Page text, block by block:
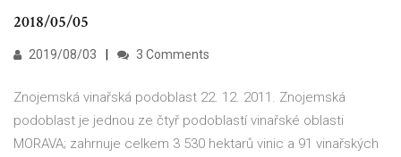
2018/05/05
2019/08/03 3 Comments
Znojemská vinařská podoblast 22. 12. 2011. Znojemská
podoblast je jednou ze čtyř podoblastí vinařské oblasti
MORAVA; zahrnuje celkem 3 530 hektarů vinic a 91 vinařských